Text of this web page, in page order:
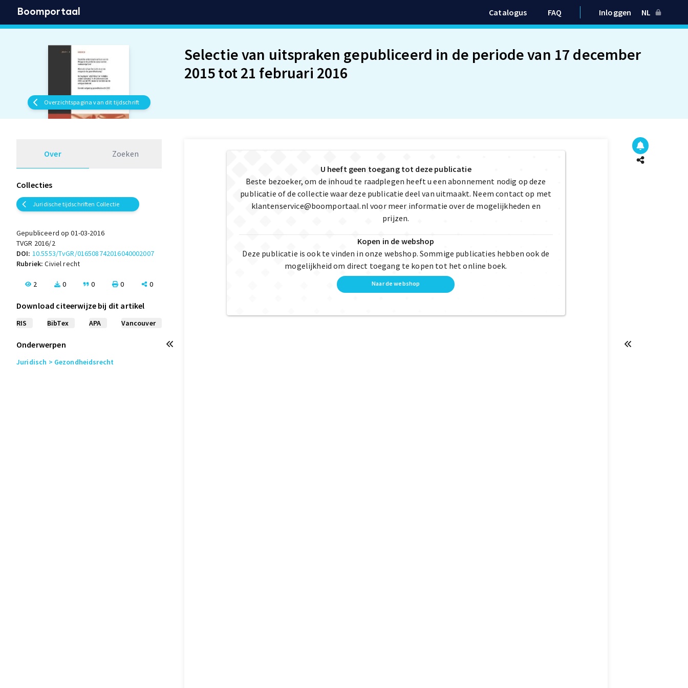
Boomportaal Catalogus FAQ Inloggen NL
Overzichtspagina van dit tijdschrift
Selectie van uitspraken gepubliceerd in de periode van 17 december
2015 tot 21 februari 2016
Over Zoeken
Collecties
Juridische tijdschriften Collectie
Gepubliceerd op 01-03-2016
TVGR 2016/2
DOI: 10.5553/TvGR/016508742016040002007
Rubriek:Civiel recht
2 0 0 0 0
Download citeerwijze bij dit artikel
RIS BibTex APA Vancouver
Onderwerpen
Juridisch > Gezondheidsrecht
U heeft geen toegang tot deze publicatie
Beste bezoeker, om de inhoud te raadplegen heeft u een abonnement nodig op deze
publicatie of de collectie waar deze publicatie deel van uitmaakt. Neem contact op met
klantenservice@boomportaal.nl voor meer informatie over de mogelijkheden en
prijzen.
Kopen in de webshop
Deze publicatie is ook te vinden in onze webshop. Sommige publicaties hebben ook de
mogelijkheid om direct toegang te kopen tot het online boek.
Naar de webshop